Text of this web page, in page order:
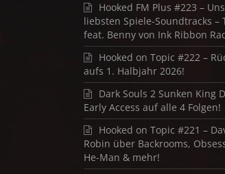
Hooked FM Plus #223 –
liebsten Spiele-Soundtracks –
feat. Benny von Ink Ribbon
Hooked on Topic #222 –
aufs 1. Halbjahr 2026!
Dark Souls 2 Sunken King
Early Access auf alle 4 Folgen!
Hooked on Topic #221 –
Robin über Backrooms,
He-Man & mehr!